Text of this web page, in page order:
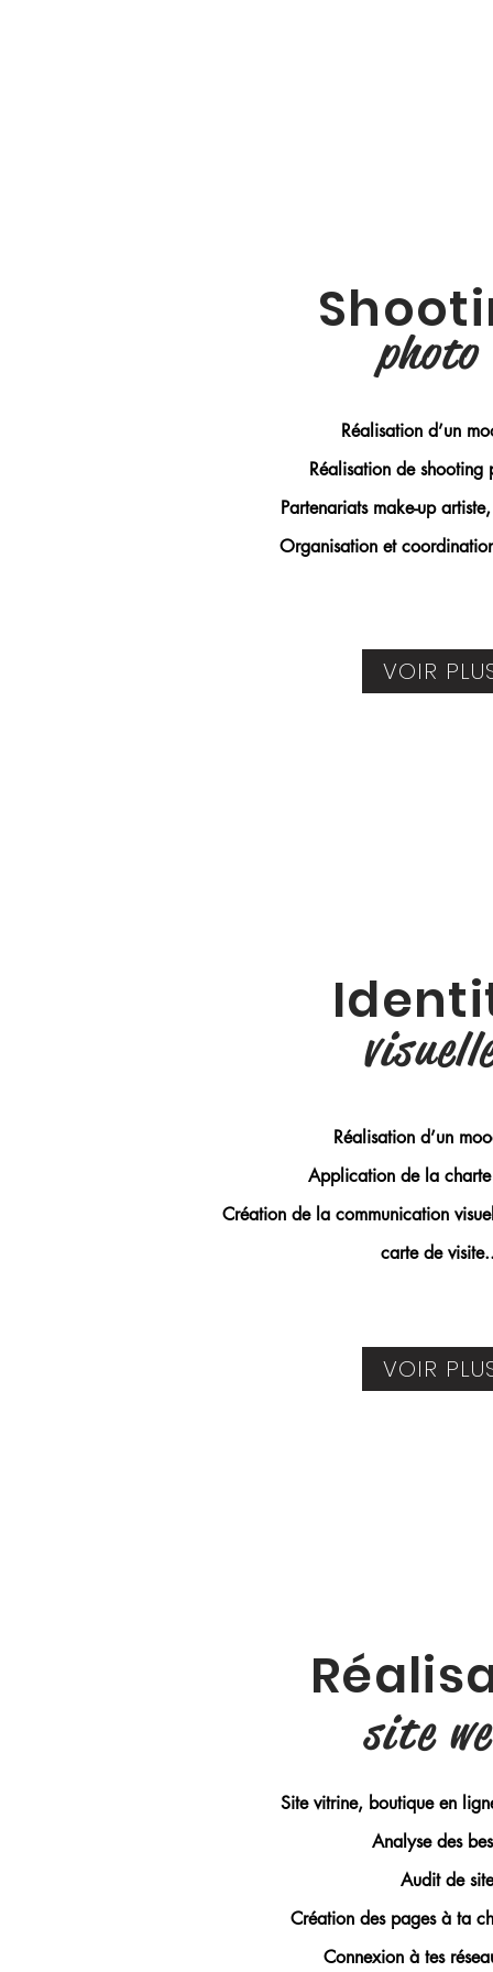
Réalisation d’un
Réalisation de shooting
Partenariats make-up
Organisation et
VOIR
photo
Réalisation d’un
Application de la
Création de la communication
carte de
VOIR
site
Site vitrine, boutique en
Analyse des
Audit de site
Création des pages à ta
Connexion à tes